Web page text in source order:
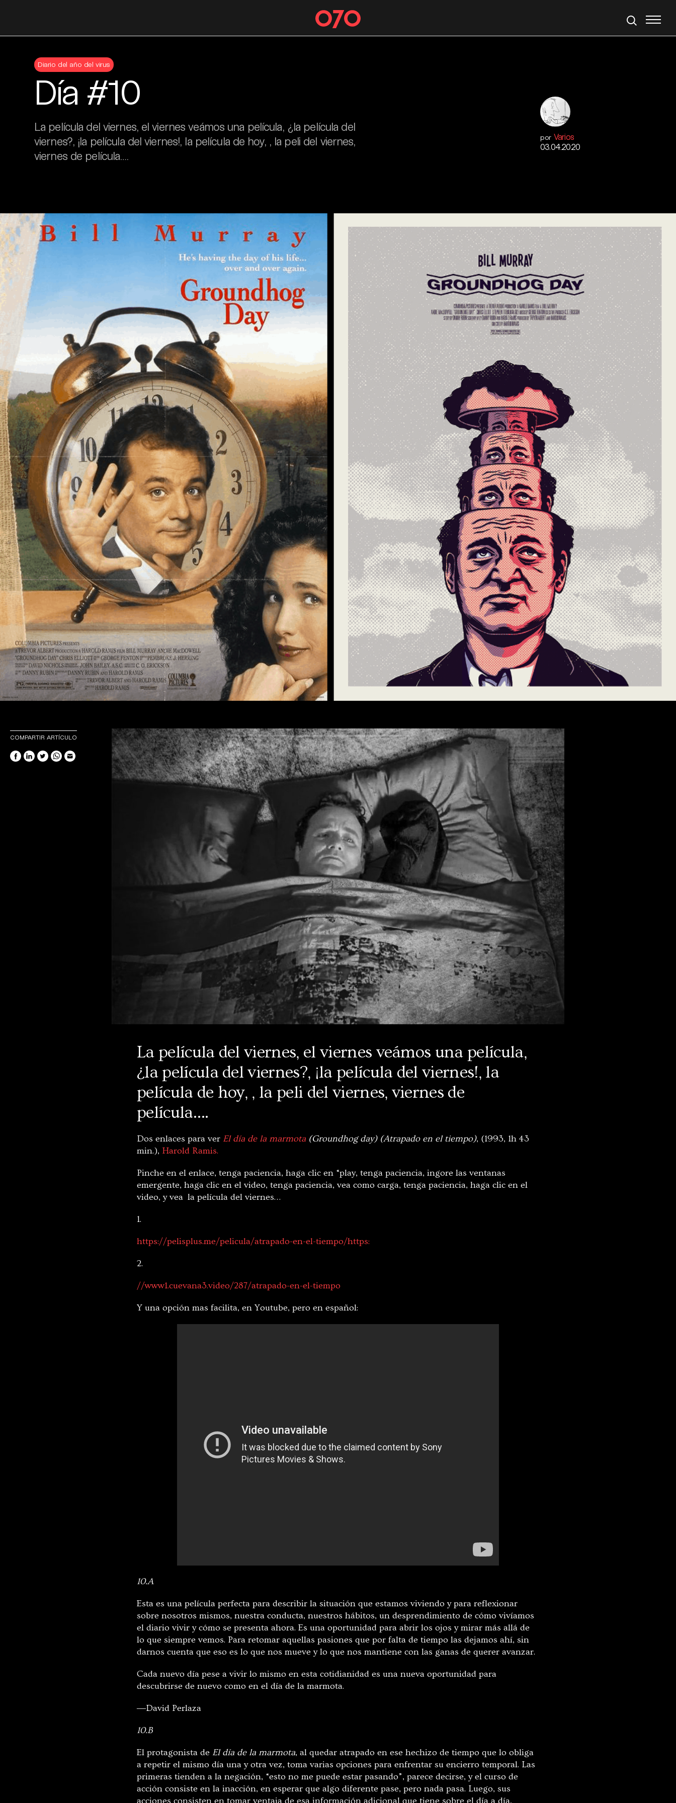
Diario del año del virus
Día #10
La película del viernes, el viernes veámos una película, ¿la película del
viernes?, ¡la película del viernes!, la película de hoy, , la peli del viernes,
viernes de película….
por Varios
03.04.2020
La película del viernes, el viernes veámos una película,
¿la película del viernes?, ¡la película del viernes!, la
película de hoy, , la peli del viernes, viernes de
película….
Dos enlaces para ver El día de la marmota (Groundhog day) (Atrapado en el tiempo), (1993, 1h 43
min.), Harold Ramis.
Pinche en el enlace, tenga paciencia, haga clic en “play, tenga paciencia, ingore las ventanas
emergente, haga clic en el video, tenga paciencia, vea como carga, tenga paciencia, haga clic en el
video, y vea la película del viernes…
1.
https://pelisplus.me/pelicula/atrapado-en-el-tiempo/https:
2.
//www1.cuevana3.video/287/atrapado-en-el-tiempo
Y una opción mas facilita, en Youtube, pero en español:
10.A
Esta es una película perfecta para describir la situación que estamos viviendo y para reflexionar
sobre nosotros mismos, nuestra conducta, nuestros hábitos, un desprendimiento de cómo vivíamos
el diario vivir y cómo se presenta ahora. Es una oportunidad para abrir los ojos y mirar más allá de
lo que siempre vemos. Para retomar aquellas pasiones que por falta de tiempo las dejamos ahí, sin
darnos cuenta que eso es lo que nos mueve y lo que nos mantiene con las ganas de querer avanzar.
Cada nuevo día pese a vivir lo mismo en esta cotidianidad es una nueva oportunidad para
descubrirse de nuevo como en el día de la marmota.
―David Perlaza
10.B
El protagonista de El día de la marmota, al quedar atrapado en ese hechizo de tiempo que lo obliga
a repetir el mismo día una y otra vez, toma varias opciones para enfrentar su encierro temporal. Las
primeras tienden a la negación, “esto no me puede estar pasando”, parece decirse, y el curso de
acción consiste en la inacción, en esperar que algo diferente pase, pero nada pasa. Luego, sus
acciones consisten en tomar ventaja de esa información adicional que tiene sobre el día a día,
COMPARTIR ARTÍCULO